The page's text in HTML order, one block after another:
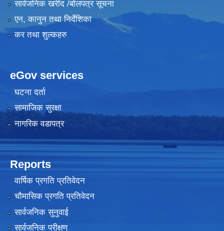
सार्वजनिक खरीद /बोलपत्र सूचना
एन, कानुन तथा निर्देशिका
कर तथा शुल्कहरु
eGov services
घटना दर्ता
सामाजिक सुरक्षा
नागरिक वडापत्र
Reports
वार्षिक प्रगति प्रतिवेदन
चौमासिक प्रगति प्रतिवेदन
सार्वजनिक सुनुवाई
सार्वजनिक परीक्षण